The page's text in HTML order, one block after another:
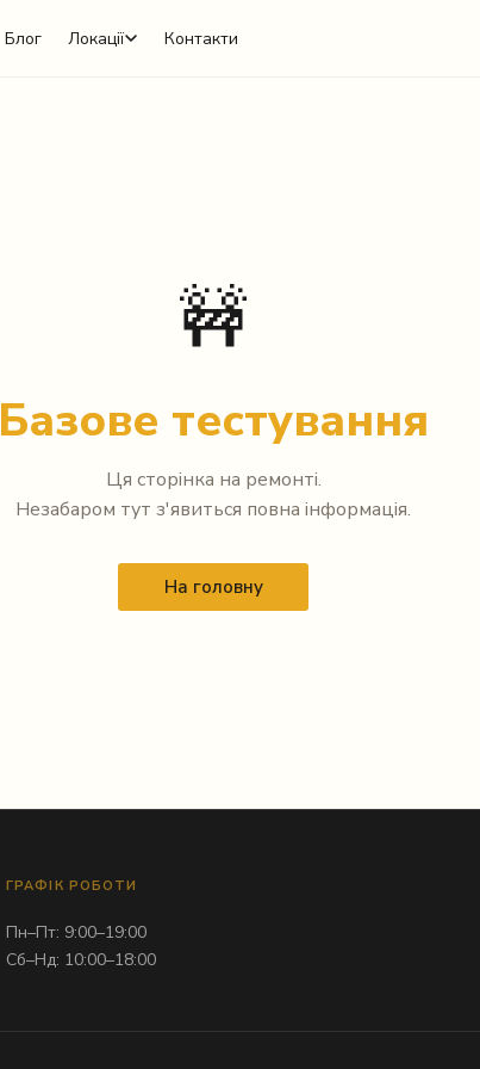
Блог Локації Контакти
🚧
Базове тестування
Ця сторінка на ремонті.
Незабаром тут з'явиться повна інформація.
На головну
ГРАФІК РОБОТИ
Пн–Пт: 9:00–19:00
Сб–Нд: 10:00–18:00